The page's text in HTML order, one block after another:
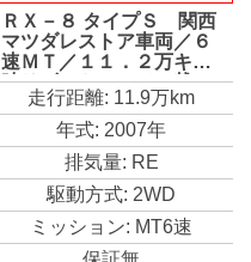
ＲＸ－８ タイプＳ 関西
マツダレストア車両／６
速ＭＴ／１１．２万キロ
時リビルトエンジン載せ
替え／１０．１万キロ時
新品ミッション／新品ク
ラッチ一式／新品ヘッド
ライト／新品ダッシュボ
ード／外装全Ｐ／交換部
品リスト・記録簿有り
走行距離: 11.9万km
年式: 2007年
排気量: RE
駆動方式: 2WD
ミッション: MT6速